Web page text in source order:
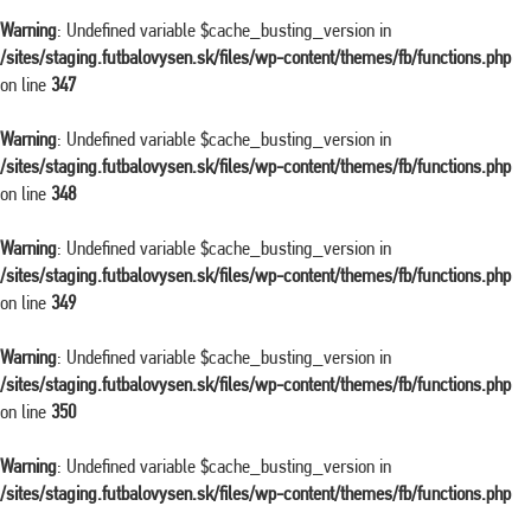
Warning: Undefined variable $cache_busting_version in
/sites/staging.futbalovysen.sk/files/wp-content/themes/fb/functions.php
on line 347
Warning: Undefined variable $cache_busting_version in
/sites/staging.futbalovysen.sk/files/wp-content/themes/fb/functions.php
on line 348
Warning: Undefined variable $cache_busting_version in
/sites/staging.futbalovysen.sk/files/wp-content/themes/fb/functions.php
on line 349
Warning: Undefined variable $cache_busting_version in
/sites/staging.futbalovysen.sk/files/wp-content/themes/fb/functions.php
on line 350
Warning: Undefined variable $cache_busting_version in
/sites/staging.futbalovysen.sk/files/wp-content/themes/fb/functions.php